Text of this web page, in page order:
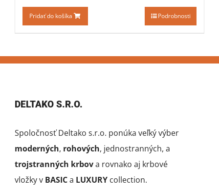
Pridať do košíka Podrobnosti
DELTAKO S.R.O.
Spoločnosť Deltako s.r.o. ponúka veľký výber
moderných, rohových, jednostranných, a
trojstranných krbova rovnako aj krbové
vložky v BASICa LUXURY collection.